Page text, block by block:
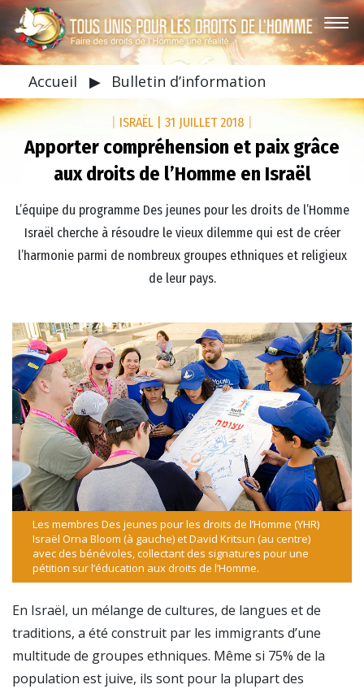
Accueil ▶ Bulletin d’information
ISRAËL 31 JUILLET 2018
Apporter compréhension et paix grâce
aux droits de l’Homme en Israël
L’équipe du programme Des jeunes pour les droits de l’Homme
Israël cherche à résoudre le vieux dilemme qui est de créer
l’harmonie parmi de nombreux groupes ethniques et religieux
de leur pays.
Les membres Des jeunes pour les droits de l’Homme (YHR)
Israël Orna Bloom (à gauche) et David Kritsun (au centre)
avec des bénévoles, collectant des signatures pour une
pétition sur l’éducation aux droits de l’Homme.
En Israël, un mélange de cultures, de langues et de
traditions, a été construit par les immigrants d’une
multitude de groupes ethniques. Même si 75% de la
population est juive, ils sont pour la plupart des